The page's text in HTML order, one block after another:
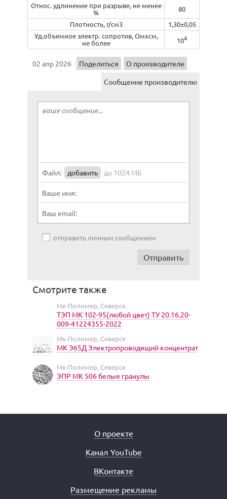
Относ. удлинение при разрыве, не менее
%
80
Плотность, г/см3
1,30±0,05
Уд.объемное электр. сопротив, Омxсм,
не более
104
02 апр 2026 Поделиться
О производителе
Сообщение производителю
Файл: добавить до 1024 МБ
Ваше имя:
Ваш email:
отправить личным сообщением
Смотрите также
Мк-Полимер, Северск
ТЭП МК 102-95(любой цвет) ТУ 20.16.20-
009-41224355-2022
Мк-Полимер, Северск
МК Э65Д Электропроводящий концентрат
Мк-Полимер, Северск
ЭПР МК 506 белые гранулы
О проекте
Канал YouTube
ВКонтакте
Размещение рекламы